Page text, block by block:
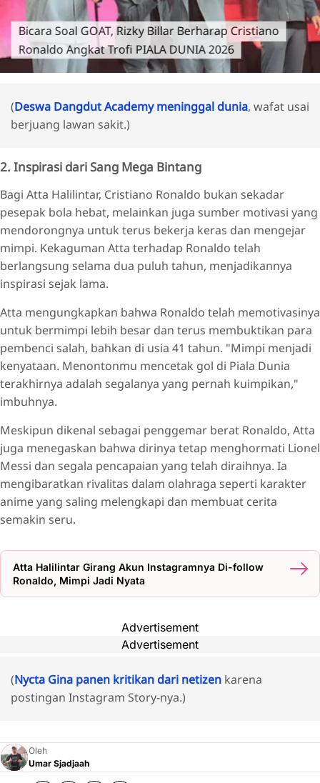
Bicara Soal GOAT, Rizky Billar Berharap Cristiano
Ronaldo Angkat Trofi PIALA DUNIA 2026
(Deswa Dangdut Academy meninggal dunia, wafat usai
berjuang lawan sakit.)
2. Inspirasi dari Sang Mega Bintang
Bagi Atta Halilintar, Cristiano Ronaldo bukan sekadar
pesepak bola hebat, melainkan juga sumber motivasi yang
mendorongnya untuk terus bekerja keras dan mengejar
mimpi. Kekaguman Atta terhadap Ronaldo telah
berlangsung selama dua puluh tahun, menjadikannya
inspirasi sejak lama.
Atta mengungkapkan bahwa Ronaldo telah memotivasinya
untuk bermimpi lebih besar dan terus membuktikan para
pembenci salah, bahkan di usia 41 tahun. "Mimpi menjadi
kenyataan. Menontonmu mencetak gol di Piala Dunia
terakhirnya adalah segalanya yang pernah kuimpikan,"
imbuhnya.
Meskipun dikenal sebagai penggemar berat Ronaldo, Atta
juga menegaskan bahwa dirinya tetap menghormati Lionel
Messi dan segala pencapaian yang telah diraihnya. Ia
mengibaratkan rivalitas dalam olahraga seperti karakter
anime yang saling melengkapi dan membuat cerita
semakin seru.
Atta Halilintar Girang Akun Instagramnya Di-follow
Ronaldo, Mimpi Jadi Nyata
Advertisement
Advertisement
(Nycta Gina panen kritikan dari netizen karena
postingan Instagram Story-nya.)
Oleh
Umar Sjadjaah